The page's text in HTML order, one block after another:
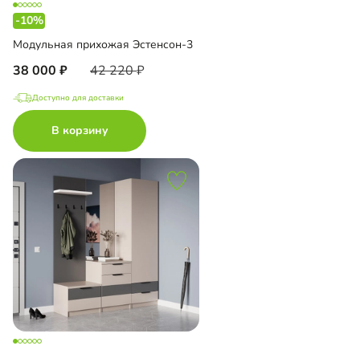
-10%
Модульная прихожая Эстенсон-3
38 000 42 220
Доступно для доставки
В корзину